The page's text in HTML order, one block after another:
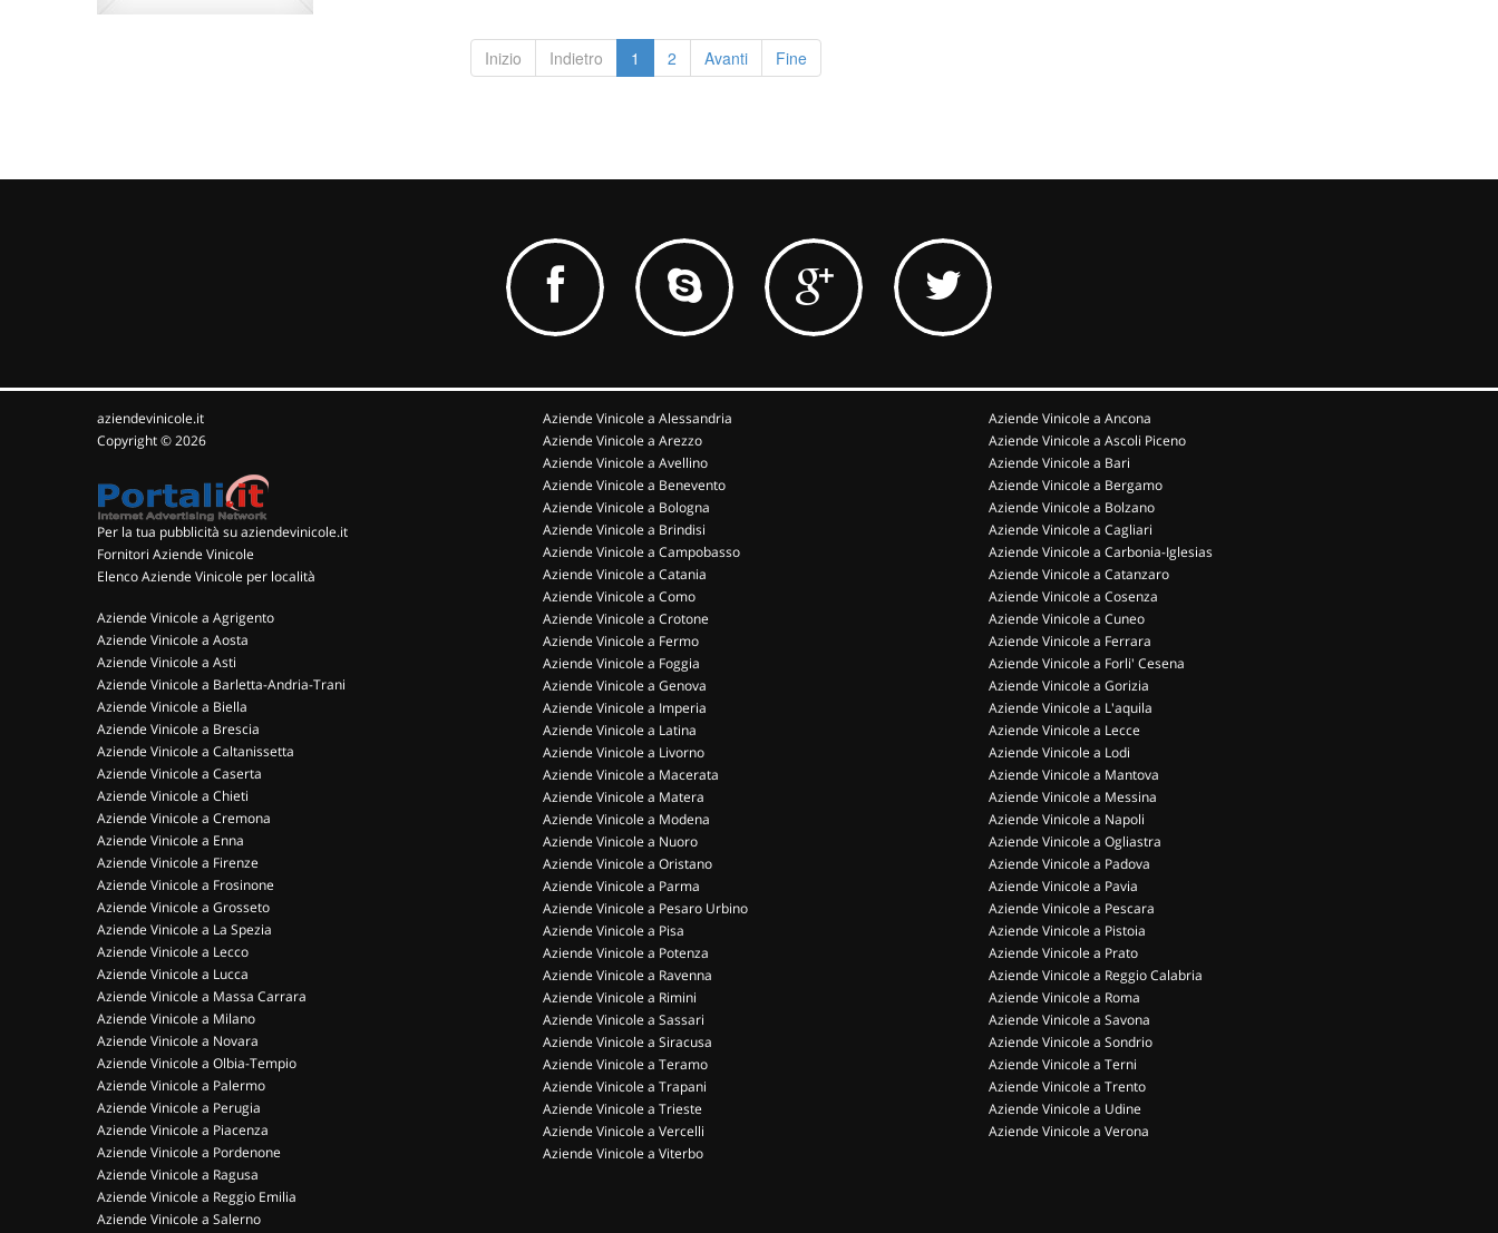
Inizio Indietro 1 2 Avanti Fine
aziendevinicole.it
Copyright © 2026
Per la tua pubblicità su aziendevinicole.it
Fornitori Aziende Vinicole
Elenco Aziende Vinicole per località
Aziende Vinicole a Agrigento
Aziende Vinicole a Aosta
Aziende Vinicole a Asti
Aziende Vinicole a Barletta-Andria-Trani
Aziende Vinicole a Biella
Aziende Vinicole a Brescia
Aziende Vinicole a Caltanissetta
Aziende Vinicole a Caserta
Aziende Vinicole a Chieti
Aziende Vinicole a Cremona
Aziende Vinicole a Enna
Aziende Vinicole a Firenze
Aziende Vinicole a Frosinone
Aziende Vinicole a Grosseto
Aziende Vinicole a La Spezia
Aziende Vinicole a Lecco
Aziende Vinicole a Lucca
Aziende Vinicole a Massa Carrara
Aziende Vinicole a Milano
Aziende Vinicole a Novara
Aziende Vinicole a Olbia-Tempio
Aziende Vinicole a Palermo
Aziende Vinicole a Perugia
Aziende Vinicole a Piacenza
Aziende Vinicole a Pordenone
Aziende Vinicole a Ragusa
Aziende Vinicole a Reggio Emilia
Aziende Vinicole a Salerno
Aziende Vinicole a Alessandria
Aziende Vinicole a Arezzo
Aziende Vinicole a Avellino
Aziende Vinicole a Benevento
Aziende Vinicole a Bologna
Aziende Vinicole a Brindisi
Aziende Vinicole a Campobasso
Aziende Vinicole a Catania
Aziende Vinicole a Como
Aziende Vinicole a Crotone
Aziende Vinicole a Fermo
Aziende Vinicole a Foggia
Aziende Vinicole a Genova
Aziende Vinicole a Imperia
Aziende Vinicole a Latina
Aziende Vinicole a Livorno
Aziende Vinicole a Macerata
Aziende Vinicole a Matera
Aziende Vinicole a Modena
Aziende Vinicole a Nuoro
Aziende Vinicole a Oristano
Aziende Vinicole a Parma
Aziende Vinicole a Pesaro Urbino
Aziende Vinicole a Pisa
Aziende Vinicole a Potenza
Aziende Vinicole a Ravenna
Aziende Vinicole a Rimini
Aziende Vinicole a Sassari
Aziende Vinicole a Siracusa
Aziende Vinicole a Teramo
Aziende Vinicole a Trapani
Aziende Vinicole a Trieste
Aziende Vinicole a Vercelli
Aziende Vinicole a Viterbo
Aziende Vinicole a Ancona
Aziende Vinicole a Ascoli Piceno
Aziende Vinicole a Bari
Aziende Vinicole a Bergamo
Aziende Vinicole a Bolzano
Aziende Vinicole a Cagliari
Aziende Vinicole a Carbonia-Iglesias
Aziende Vinicole a Catanzaro
Aziende Vinicole a Cosenza
Aziende Vinicole a Cuneo
Aziende Vinicole a Ferrara
Aziende Vinicole a Forli' Cesena
Aziende Vinicole a Gorizia
Aziende Vinicole a L'aquila
Aziende Vinicole a Lecce
Aziende Vinicole a Lodi
Aziende Vinicole a Mantova
Aziende Vinicole a Messina
Aziende Vinicole a Napoli
Aziende Vinicole a Ogliastra
Aziende Vinicole a Padova
Aziende Vinicole a Pavia
Aziende Vinicole a Pescara
Aziende Vinicole a Pistoia
Aziende Vinicole a Prato
Aziende Vinicole a Reggio Calabria
Aziende Vinicole a Roma
Aziende Vinicole a Savona
Aziende Vinicole a Sondrio
Aziende Vinicole a Terni
Aziende Vinicole a Trento
Aziende Vinicole a Udine
Aziende Vinicole a Verona